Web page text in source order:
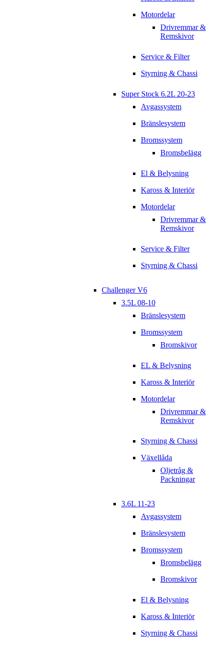
Motordelar
Drivremmar &
Remskivor
Service & Filter
Styrning & Chassi
Super Stock 6.2L 20-23
Avgassystem
Bränslesystem
Bromssystem
Bromsbelägg
El & Belysning
Kaross & Interiör
Motordelar
Drivremmar &
Remskivor
Service & Filter
Styrning & Chassi
Challenger V6
3.5L 08-10
Bränslesystem
Bromssystem
Bromskivor
EL & Belysning
Kaross & Interiör
Motordelar
Drivremmar &
Remskivor
Styrning & Chassi
Växellåda
Oljetråg &
Packningar
3.6L 11-23
Avgassystem
Bränslesystem
Bromssystem
Bromsbelägg
Bromskivor
El & Belysning
Kaross & Interiör
Styrning & Chassi